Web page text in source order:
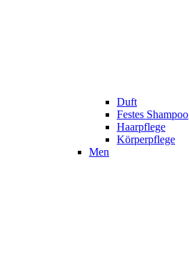
Duft
Festes Shampoo
Haarpflege
Körperpflege
Men